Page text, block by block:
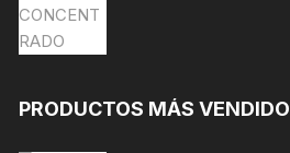
PRODUCTOS MÁS